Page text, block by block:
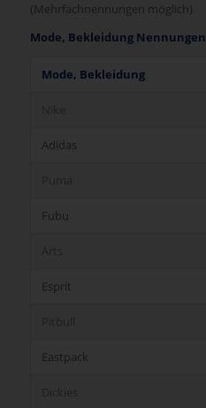
(Mehrfachnennungen möglich)
Mode, Bekleidung Nennungen
Mode, Bekleidung
Adidas
Fubu
Esprit
Eastpack